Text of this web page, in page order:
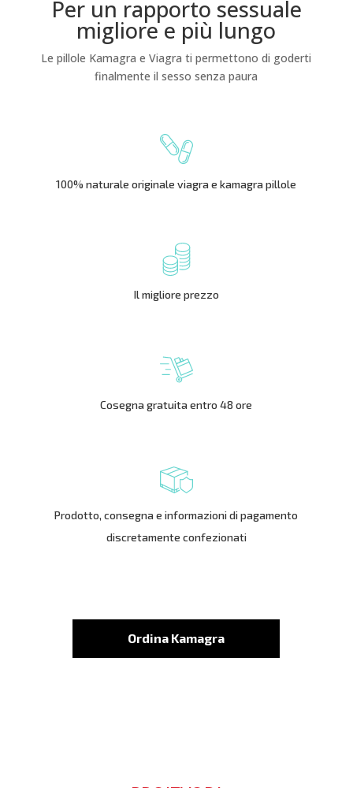
Per un rapporto sessuale
migliore e più lungo
Le pillole Kamagra e Viagra ti permettono di goderti
finalmente il sesso senza paura
100% naturale originale viagra e kamagra pillole
Il migliore prezzo
Cosegna gratuita entro 48 ore
Prodotto, consegna e informazioni di pagamento
discretamente confezionati
Ordina Kamagra